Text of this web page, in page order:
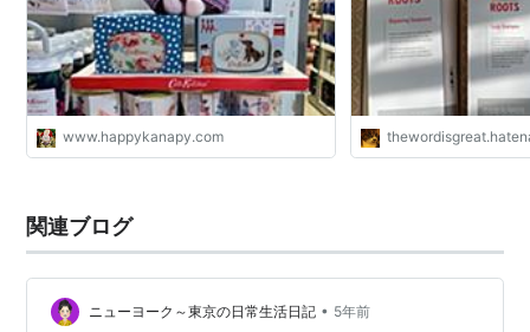
www.happykanapy.com
関連ブログ
ニューヨーク～東京の日常生活日記 • 5年前